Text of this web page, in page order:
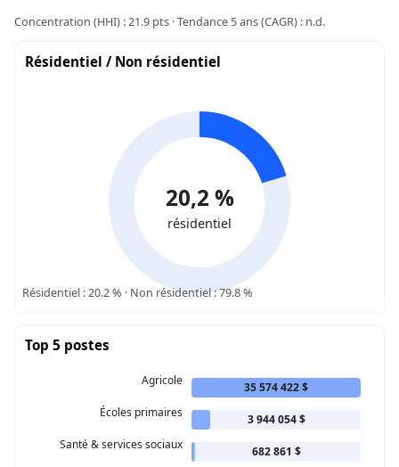
Concentration (HHI) : 21.9 pts · Tendance 5 ans (CAGR) : n.d.
Résidentiel / Non résidentiel
20,2 %
résidentiel
Résidentiel : 20.2 % · Non résidentiel : 79.8 %
Top 5 postes
Agricole
35 574 422 $
Écoles primaires
3 944 054 $
Santé & services sociaux
682 861 $